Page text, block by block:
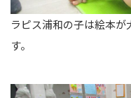
ラピス浦和の子は絵本
す。